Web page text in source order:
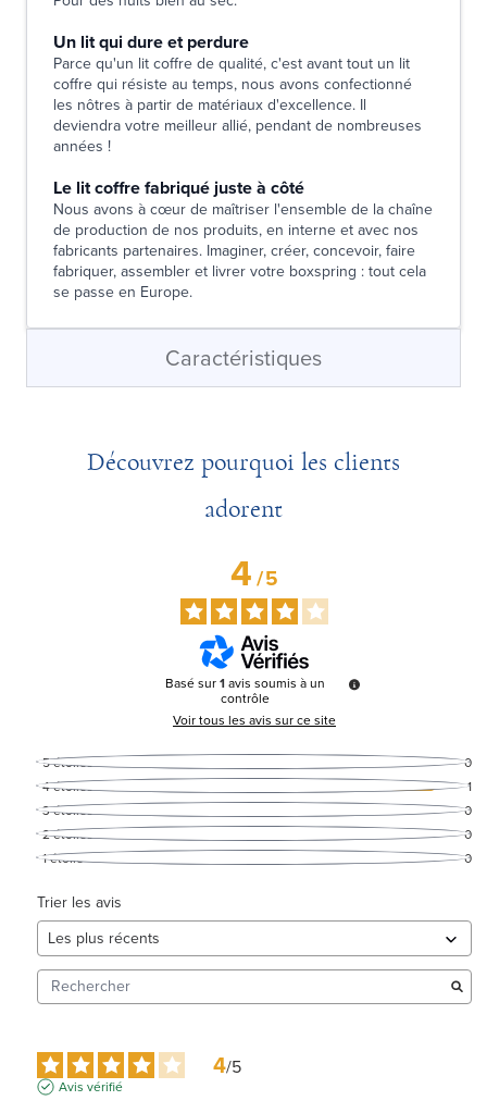
Un lit qui dure et perdure
Parce qu'un lit coffre de qualité, c'est avant tout un lit
coffre qui résiste au temps, nous avons confectionné
les nôtres à partir de matériaux d'excellence. Il
deviendra votre meilleur allié, pendant de nombreuses
années !
Le lit coffre fabriqué juste à côté
Nous avons à cœur de maîtriser l'ensemble de la chaîne
de production de nos produits, en interne et avec nos
fabricants partenaires. Imaginer, créer, concevoir, faire
fabriquer, assembler et livrer votre boxspring : tout cela
se passe en Europe.
Caractéristiques
Découvrez pourquoi les clients
adorent
4/5
Basé sur1 avis soumis à un
contrôle
Voir tous les avis sur ce site
5étoiles
0
4étoiles
1
3étoiles
0
2étoiles
0
1étoile 0
Trier les avis
4/5
Avis vérifié